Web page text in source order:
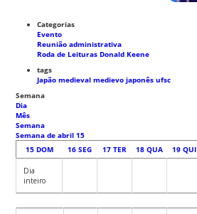
Categorias
Evento
Reunião administrativa
Roda de Leituras Donald Keene
tags
Japão medievalmedievo japonêsufsc
Semana
Dia
Mês
Semana
Semana de abril 15
15 DOM 16 SEG 17 TER 18 QUA 19 QUI
Dia
inteiro